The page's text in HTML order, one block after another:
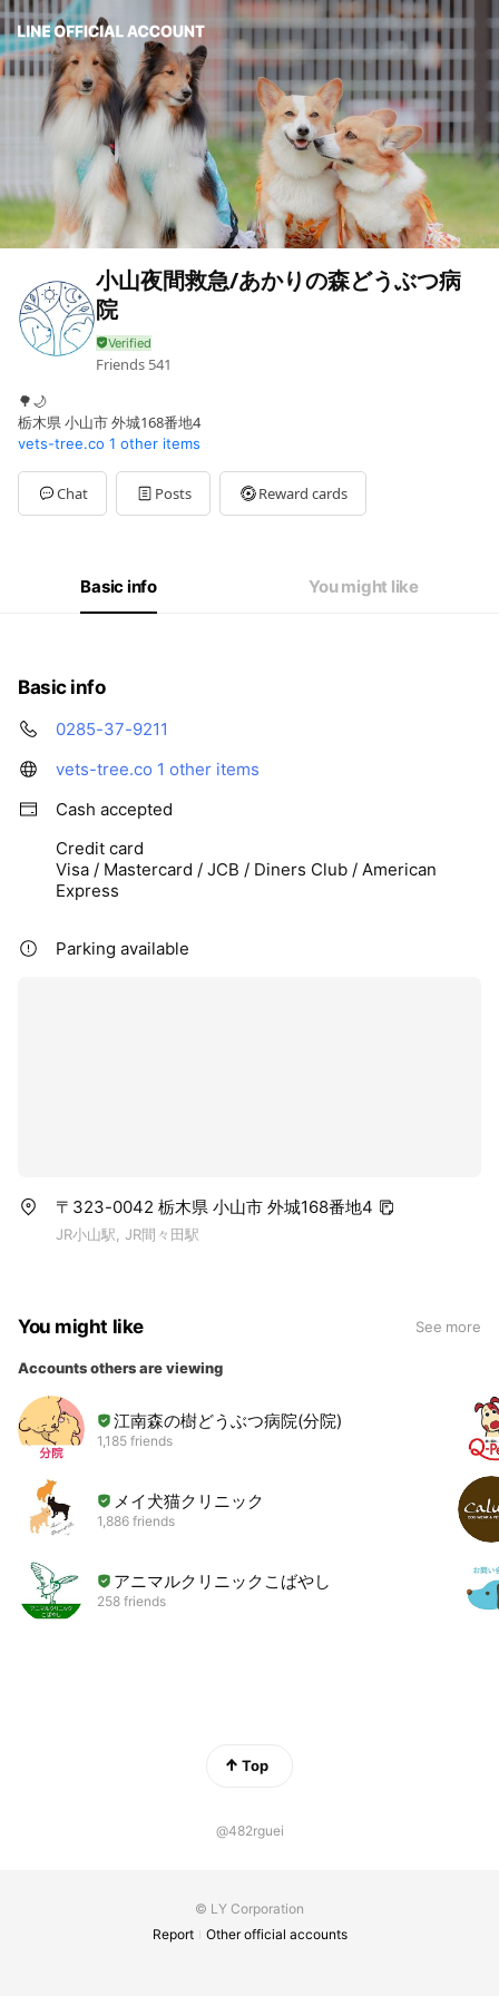
小山夜間救急/あかりの森どうぶつ病
院
Friends 541
🌳🌙
栃木県 小山市 外城168番地4
vets-tree.co 1 other items
Chat Posts Reward cards
Basic info You might like
Basic info
0285-37-9211
vets-tree.co 1 other items
Cash accepted
Credit card
Visa / Mastercard / JCB / Diners Club / American
Express
Parking available
〒323-0042 栃木県 小山市 外城168番地4
JR小山駅, JR間々田駅
You might like See more
Accounts others are viewing
江南森の樹どうぶつ病院(分院)
1,185 friends
メイ犬猫クリニック
1,886 friends
アニマルクリニックこばやし
258 friends
Top
@482rguei
© LY Corporation
Report
Other official accounts